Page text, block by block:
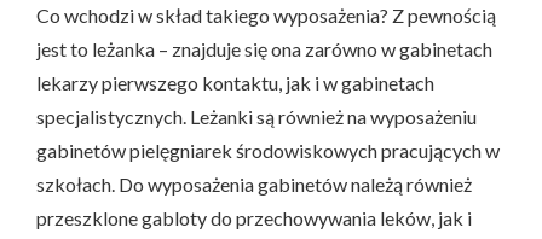
Co wchodzi w skład takiego wyposażenia? Z pewnością
jest to leżanka – znajduje się ona zarówno w gabinetach
lekarzy pierwszego kontaktu, jak i w gabinetach
specjalistycznych. Leżanki są również na wyposażeniu
gabinetów pielęgniarek środowiskowych pracujących w
szkołach. Do wyposażenia gabinetów należą również
przeszklone gabloty do przechowywania leków, jak i